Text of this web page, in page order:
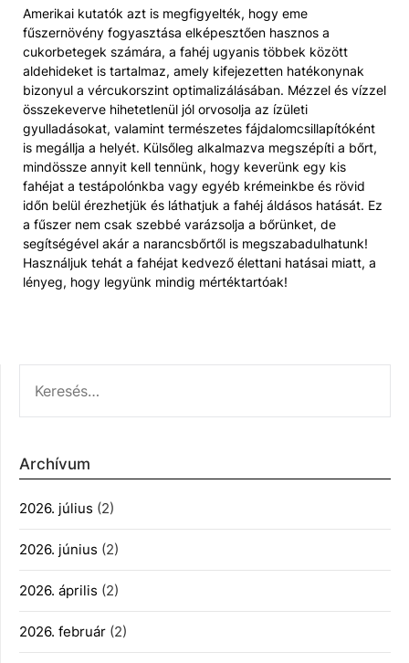
Amerikai kutatók azt is megfigyelték, hogy eme
fűszernövény fogyasztása elképesztően hasznos a
cukorbetegek számára, a fahéj ugyanis többek között
aldehideket is tartalmaz, amely kifejezetten hatékonynak
bizonyul a vércukorszint optimalizálásában. Mézzel és vízzel
összekeverve hihetetlenül jól orvosolja az ízületi
gyulladásokat, valamint természetes fájdalomcsillapítóként
is megállja a helyét. Külsőleg alkalmazva megszépíti a bőrt,
mindössze annyit kell tennünk, hogy keverünk egy kis
fahéjat a testápolónkba vagy egyéb krémeinkbe és rövid
időn belül érezhetjük és láthatjuk a fahéj áldásos hatását. Ez
a fűszer nem csak szebbé varázsolja a bőrünket, de
segítségével akár a narancsbőrtől is megszabadulhatunk!
Használjuk tehát a fahéjat kedvező élettani hatásai miatt, a
lényeg, hogy legyünk mindig mértéktartóak!
Archívum
2026. július (2)
2026. június (2)
2026. április (2)
2026. február (2)